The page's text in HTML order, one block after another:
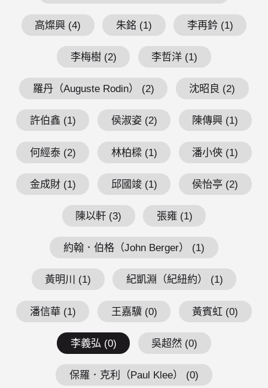
高燦興 (4) 朱銘 (1) 李再鈐 (1)
李梅樹 (2) 李哲洋 (1)
羅丹（Auguste Rodin） (2) 沈昭良 (2)
許伯鑫 (1) 侯淑姿 (2) 陳傳興 (1)
何經泰 (2) 林柏樑 (1) 潘小俠 (1)
金成財 (1) 邱國竣 (1) 侯怡亭 (2)
陳以軒 (3) 張雍 (1)
約翰．伯格（John Berger） (1)
黃明川 (1) 紀凱淵（紀紐約） (1)
潘信華 (1) 王嘉驥 (0) 黃賓虹 (0)
李義弘 (0) 吳超然 (0)
保羅．克利（Paul Klee） (0)